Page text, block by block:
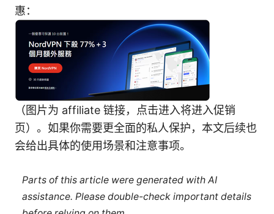
惠：
（图片为 affiliate 链接，点击进入将进入促销
页）。如果你需要更全面的私人保护，本文后续也
会给出具体的使用场景和注意事项。
Parts of this article were generated with AI
assistance. Please double-check important details